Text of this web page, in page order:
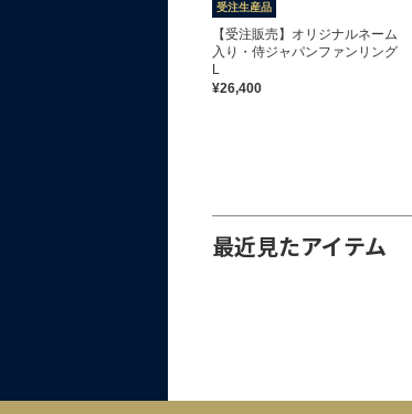
受注生産品
【受注販売】オリジナルネーム
入り・侍ジャパンファンリング
L
¥26,400
最近見たアイテム